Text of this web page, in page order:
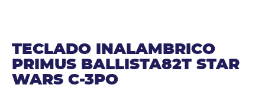
TECLADO INALAMBRICO
PRIMUS BALLISTA82T STAR
WARS C-3PO